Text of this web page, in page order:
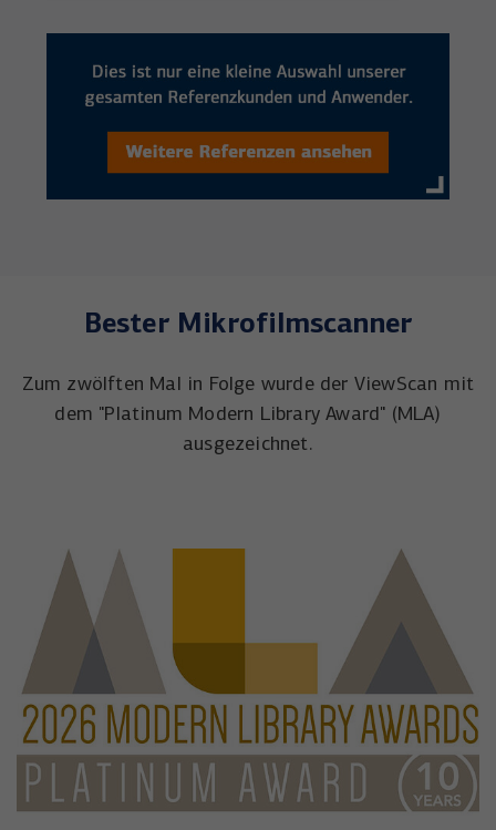
Bester Mikrofilmscanner
Zum zwölften Mal in Folge wurde der ViewScan mit
dem "Platinum Modern Library Award" (MLA)
ausgezeichnet.